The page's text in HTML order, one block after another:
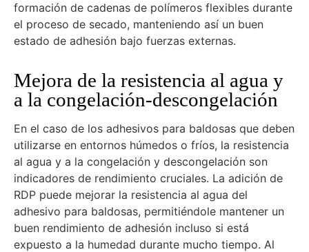
formación de cadenas de polímeros flexibles durante
el proceso de secado, manteniendo así un buen
estado de adhesión bajo fuerzas externas.
Mejora de la resistencia al agua y
a la congelación-descongelación
En el caso de los adhesivos para baldosas que deben
utilizarse en entornos húmedos o fríos, la resistencia
al agua y a la congelación y descongelación son
indicadores de rendimiento cruciales. La adición de
RDP puede mejorar la resistencia al agua del
adhesivo para baldosas, permitiéndole mantener un
buen rendimiento de adhesión incluso si está
expuesto a la humedad durante mucho tiempo. Al